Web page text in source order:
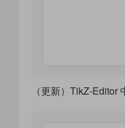
（更新）TikZ-Editor